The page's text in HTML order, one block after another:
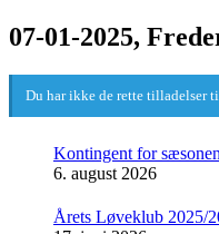
07-01-2025,
Du har ikke de rette tilladelser
Kontingent for
6. august 2026
Årets Løveklub 2025/